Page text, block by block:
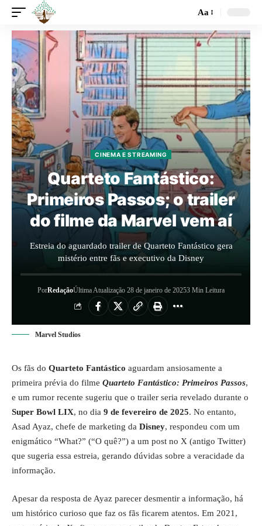
Aa
CINEMA E STREAMING
Quarteto Fantástico:
Primeiros Passos; o trailer
do filme da Marvel vem aí
Estreia do aguardado trailer de Quarteto Fantástico gera
mistério entre fãs e executivo da Disney
PorRedaçãoÚltima Atualização 28 de janeiro de 20253 Min Leitura
Marvel Studios
Os fãs do Quarteto Fantástico aguardam ansiosamente a
primeira prévia do filme Quarteto Fantástico: Primeiros Passos,
e um rumor recente sugeriu que o trailer seria revelado durante o
Super Bowl LIX, no dia 9 de fevereiro de 2025. No entanto,
Asad Ayaz, chefe de marketing da Disney, respondeu com um
enigmático “What?” (“O quê?”) a um post no X (antigo Twitter)
que sugeria essa estreia, gerando dúvidas sobre a veracidade da
informação.
Apesar da resposta de Ayaz parecer desmentir a informação, há
um histórico curioso que faz os fãs ficarem atentos. Em 2021,